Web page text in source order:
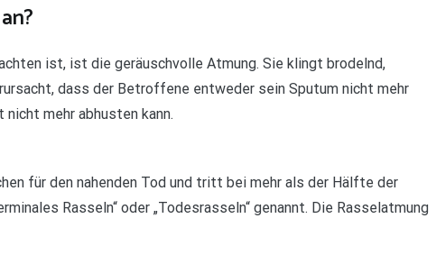
ist, ist die geräuschvolle Atmung. Sie klingt brodelnd,
dass der Betroffene entweder sein Sputum nicht mehr
mehr abhusten kann.
für den nahenden Tod und tritt bei mehr als der Hälfte der
Rasseln“ oder „Todesrasseln“ genannt. Die Rasselatmung